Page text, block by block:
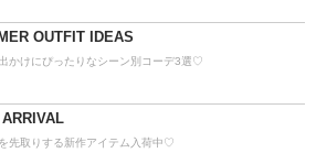
OUTFIT IDEAS
かけにぴったりなシーン別コーデ3選♡
ARRIVAL
先取りする新作アイテム入荷中♡